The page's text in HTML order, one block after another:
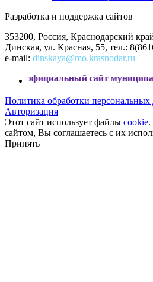
Разработка и поддержка сайтов
353200, Россия, Краснодарский
Динская, ул. Красная, 55, тел.:
e-mail: dinskaya@mo.krasnodar.ru
сайт муниципального
Политика обработки
Авторизация
Этот сайт использует файлы cookie.
сайтом, Вы соглашаетесь с их
Принять